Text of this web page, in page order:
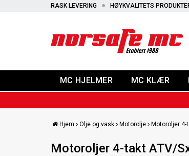
RASK LEVERING HØYKVALITETS
MC HJELMER MC KLÆR
Hjem Olje og vask Motorolje Motoroljer 4-
Motoroljer 4-takt ATV/